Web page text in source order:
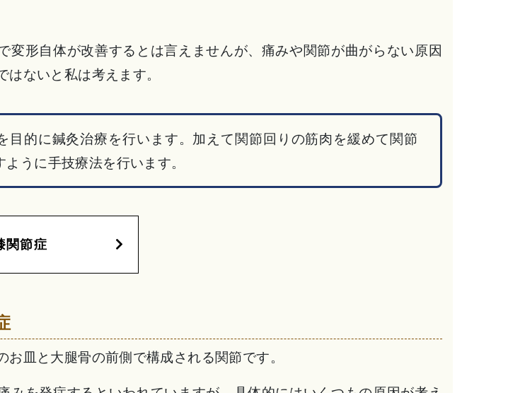
変形自体が改善するとは言えませんが、痛みや関節が曲がらない原因
ないと私は考えます。
目的に鍼灸治療を行います。加えて関節回りの筋肉を緩めて関節
うに手技療法を行います。
関節症
お皿と大腿骨の前側で構成される関節です。